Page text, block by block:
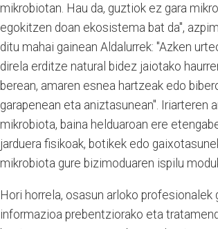
mikrobiotan. Hau da, guztiok ez gara
egokitzen doan ekosistema bat da",
ditu mahai gainean Aldalurrek: "Azken
direla erditze natural bidez jaiotako
berean, amaren esnea hartzeak edo
garapenean eta aniztasunean". Iriarteren
mikrobiota, baina helduaroan ere
jarduera fisikoak, botikek edo
mikrobiota gure bizimoduaren ispilu
Hori horrela, osasun arloko
informazioa prebentziorako eta